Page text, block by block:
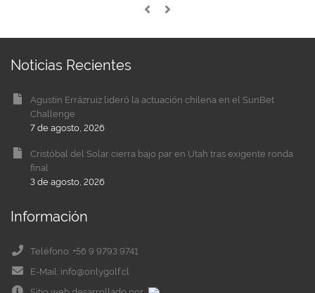
Noticias Recientes
Agustín Errázruiz lideró la actuación chilena en el SunBet
Challenge
7 de agosto, 2026
Cristóbal del Solar cierra bajo par en Utah tras exigente ronda
final
3 de agosto, 2026
Información
Teléfono: +56 9 9793 9741
E-Mail: info@onlygolf.cl